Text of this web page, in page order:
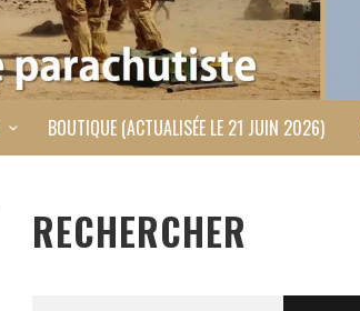
BOUTIQUE (ACTUALISÉE LE 21 JUIN 2026)
RECHERCHER